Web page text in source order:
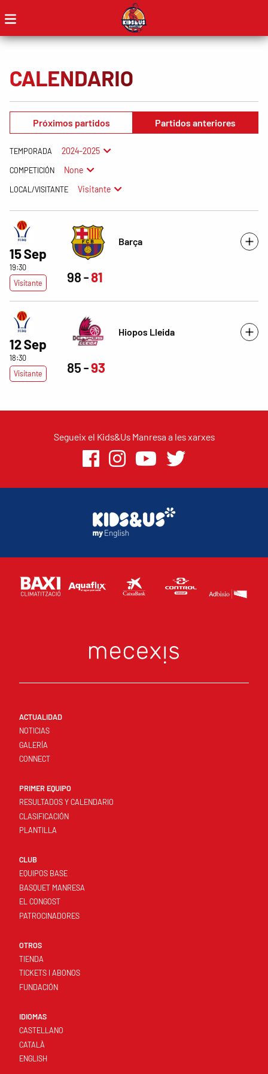
CALENDARIO
Próximos partidos Partidos anteriores
TEMPORADA 2024-2025
COMPETICIÓN None
LOCAL/VISITANTE Visitante
15 Sep
19:30
Visitante
Barça
98 81
12 Sep
18:30
Visitante
Hiopos Lleida
85 93
Segueix el Kids&Us Manresa a les xarxes
ACTUALIDAD
NOTICIAS
GALERÍA
CONNECT
PRIMER EQUIPO
RESULTADOS Y CALENDARIO
CLASIFICACIÓN
PLANTILLA
CLUB
EQUIPOS BASE
BASQUET MANRESA
EL CONGOST
PATROCINADORES
OTROS
TIENDA
TICKETS I ABONOS
FUNDACIÓN
IDIOMAS
CASTELLANO
CATALÀ
ENGLISH